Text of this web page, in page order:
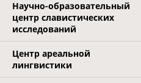
Научно-образовательный
центр славистических
исследований
Центр ареальной
лингвистики